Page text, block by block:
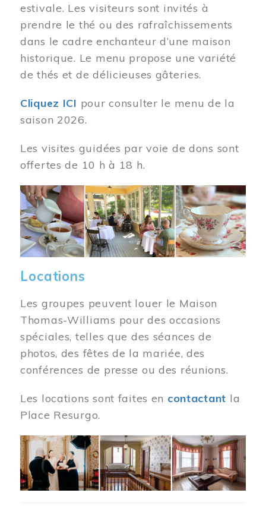
estivale. Les visiteurs sont invités à
prendre le thé ou des rafraîchissements
dans le cadre enchanteur d’une maison
historique. Le menu propose une variété
de thés et de délicieuses gâteries.
Cliquez ICI pour consulter le menu de la
saison 2026.
Les visites guidées par voie de dons sont
offertes de 10 h à 18 h.
Image
Locations
Les groupes peuvent louer le Maison
Thomas-Williams pour des occasions
spéciales, telles que des séances de
photos, des fêtes de la mariée, des
conférences de presse ou des réunions.
Les locations sont faites en contactant la
Place Resurgo.
Image